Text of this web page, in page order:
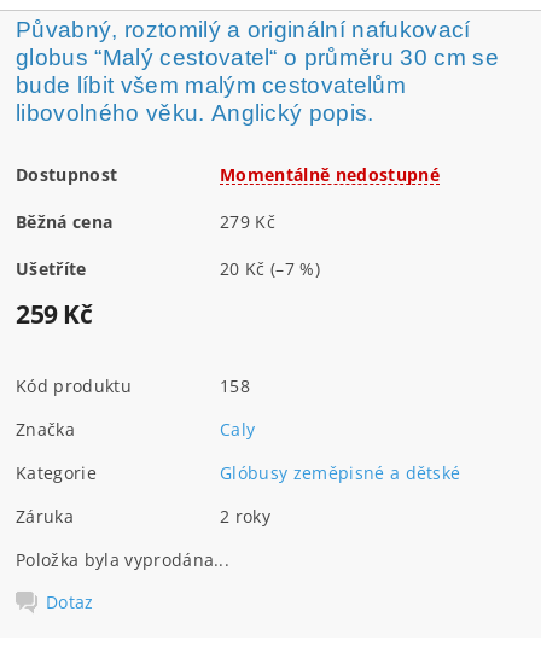
Půvabný, roztomilý a originální nafukovací
globus “Malý cestovatel“ o průměru 30 cm se
bude líbit všem malým cestovatelům
libovolného věku. Anglický popis.
Dostupnost Momentálně nedostupné
Běžná cena 279 Kč
Ušetříte 20 Kč(–7 %)
259 Kč
Kód produktu
158
Značka
Caly
Kategorie
Glóbusy zeměpisné a dětské
Záruka
2 roky
Položka byla vyprodána...
Dotaz